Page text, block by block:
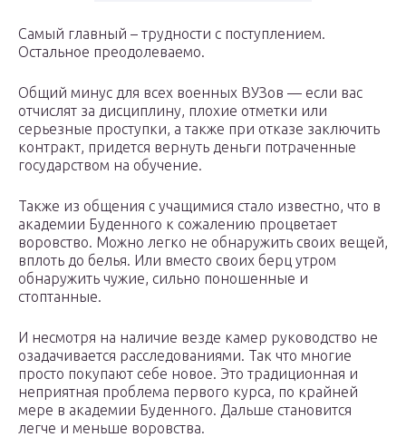
Самый главный – трудности с поступлением.
Остальное преодолеваемо.
Общий минус для всех военных ВУЗов — если вас
отчислят за дисциплину, плохие отметки или
серьезные проступки, а также при отказе заключить
контракт, придется вернуть деньги потраченные
государством на обучение.
Также из общения с учащимися стало известно, что в
академии Буденного к сожалению процветает
воровство. Можно легко не обнаружить своих вещей,
вплоть до белья. Или вместо своих берц утром
обнаружить чужие, сильно поношенные и
стоптанные.
И несмотря на наличие везде камер руководство не
озадачивается расследованиями. Так что многие
просто покупают себе новое. Это традиционная и
неприятная проблема первого курса, по крайней
мере в академии Буденного. Дальше становится
легче и меньше воровства.